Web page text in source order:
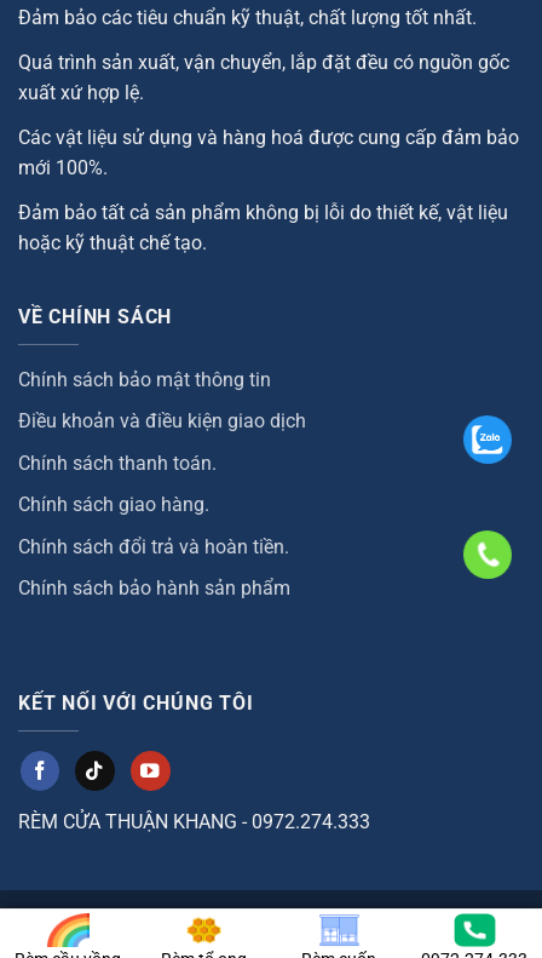
Đảm bảo các tiêu chuẩn kỹ thuật, chất lượng tốt nhất.
Quá trình sản xuất, vận chuyển, lắp đặt đều có nguồn gốc
xuất xứ hợp lệ.
Các vật liệu sử dụng và hàng hoá được cung cấp đảm bảo
mới 100%.
Đảm bảo tất cả sản phẩm không bị lỗi do thiết kế, vật liệu
hoặc kỹ thuật chế tạo.
VỀ CHÍNH SÁCH
Chính sách bảo mật thông tin
Điều khoản và điều kiện giao dịch
Chính sách thanh toán.
Chính sách giao hàng.
Chính sách đổi trả và hoàn tiền.
Chính sách bảo hành sản phẩm
KẾT NỐI VỚI CHÚNG TÔI
RÈM CỬA THUẬN KHANG - 0972.274.333
Copyright [2004] © RemThuanKhang.com